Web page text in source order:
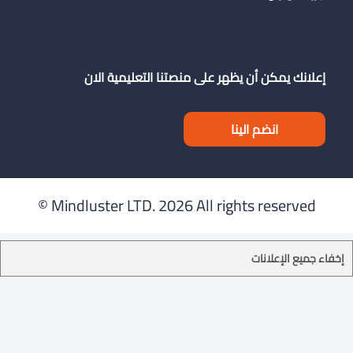
إعلانك يمكن أن يظهر على منصتنا التعليمية الان
انضم الينا
Mindluster LTD.2026 All rights reserved ©
إخفاء جميع الإعلانات